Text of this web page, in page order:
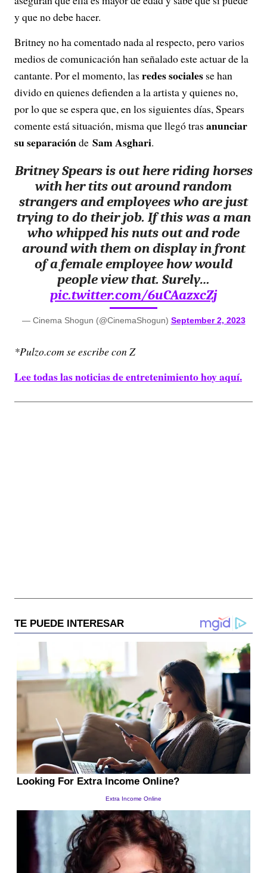
y que no debe hacer.
Britney no ha comentado nada al respecto, pero varios
medios de comunicación han señalado este actuar de la
cantante. Por el momento, las redes sociales se han
divido en quienes defienden a la artista y quienes no,
por lo que se espera que, en los siguientes días, Spears
comente está situación, misma que llegó tras anunciar
su separaciónde Sam Asghari.
Britney Spears is out here riding horses
with her tits out around random
strangers and employees who are just
trying to do their job. If this was a man
who whipped his nuts out and rode
around with them on display in front
of a female employee how would
people view that. Surely…
pic.twitter.com/6uCAazxcZj
— Cinema Shogun (@CinemaShogun) September 2, 2023
*Pulzo.com se escribe con Z
Lee todas las noticias de entretenimiento hoy aquí.